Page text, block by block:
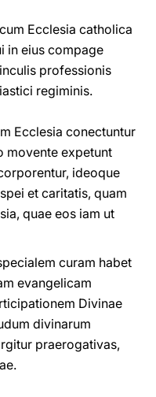
Ecclesia catholica
in eius compage
professionis
regiminis.
Ecclesia conectuntur
movente expetunt
ideoque
et caritatis, quam
quae eos iam ut
curam habet
evangelicam
Divinae
divinarum
praerogativas,